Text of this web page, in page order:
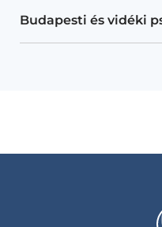
Budapesti és vidéki